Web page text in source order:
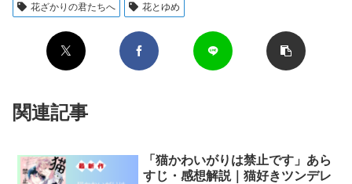
花ざかりの君たちへ
花とゆめ
関連記事
「猫かわいがりは禁止です」あら
すじ・感想解説｜猫好きツンデレ